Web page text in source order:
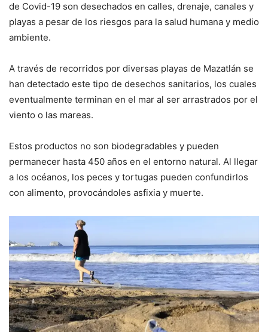
de Covid-19 son desechados en calles, drenaje, canales y
playas a pesar de los riesgos para la salud humana y medio
ambiente.
A través de recorridos por diversas playas de Mazatlán se
han detectado este tipo de desechos sanitarios, los cuales
eventualmente terminan en el mar al ser arrastrados por el
viento o las mareas.
Estos productos no son biodegradables y pueden
permanecer hasta 450 años en el entorno natural. Al llegar
a los océanos, los peces y tortugas pueden confundirlos
con alimento, provocándoles asfixia y muerte.